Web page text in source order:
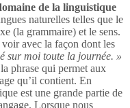
de la linguistique
naturelles telles que le
(la grammaire) et le sens.
voir avec la façon dont les
sur moi toute la journée. »
phrase qui permet aux
qu’il contient. En
est une grande partie de
Lorsque nous